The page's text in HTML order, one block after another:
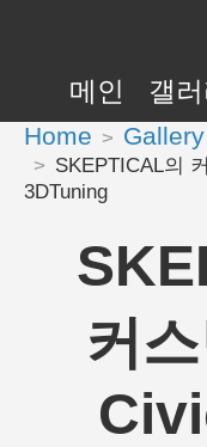
메인 갤
Home Gallery
SKEPTICAL의
3DTuning
커